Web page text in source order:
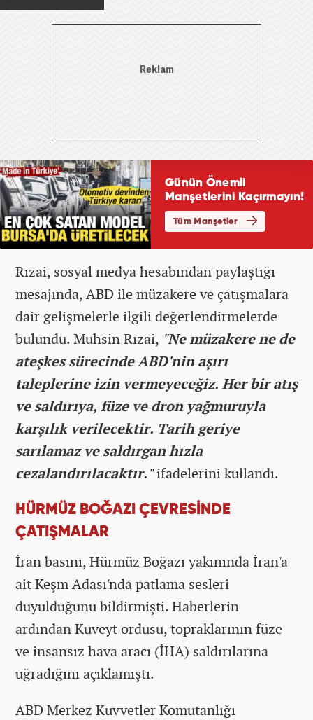
Rızai, sosyal medya hesabından paylaştığı
mesajında, ABD ile müzakere ve çatışmalara
dair gelişmelerle ilgili değerlendirmelerde
bulundu. Muhsin Rızai, "Ne müzakere ne de
ateşkes sürecinde ABD'nin aşırı
taleplerine izin vermeyeceğiz. Her bir atış
ve saldırıya, füze ve dron yağmuruyla
karşılık verilecektir. Tarih geriye
sarılamaz ve saldırgan hızla
cezalandırılacaktır."ifadelerini kullandı.
HÜRMÜZ BOĞAZI ÇEVRESİNDE
ÇATIŞMALAR
İran basını, Hürmüz Boğazı yakınında İran'a
ait Keşm Adası'nda patlama sesleri
duyulduğunu bildirmişti. Haberlerin
ardından Kuveyt ordusu, topraklarının füze
ve insansız hava aracı (İHA) saldırılarına
uğradığını açıklamıştı.
ABD Merkez Kuvvetler Komutanlığı